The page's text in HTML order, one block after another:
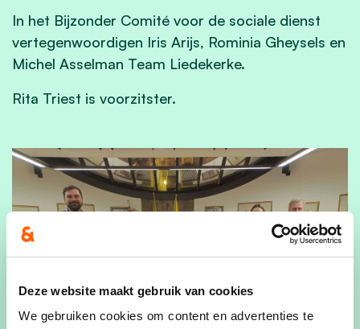
Deze website maakt gebruik van cookies
We gebruiken cookies om content en advertenties te
In het Bijzonder Comité voor de sociale dienst
vertegenwoordigen Iris Arijs, Rominia Gheysels en
Michel Asselman Team Liedekerke.
Rita Triest is voorzitster.